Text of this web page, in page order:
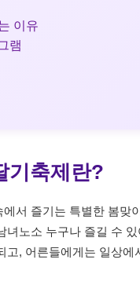
이유
램
기축제란?
서 즐기는 특별한 봄
녀노소 누구나 즐길 수
고, 어른들에게는 일상